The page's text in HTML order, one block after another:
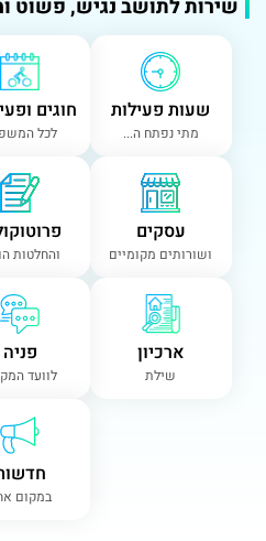
שירות לתושב נגיש, פשוט
שעות פעילות
מתי נפתח ה...
חוגים
לכל
עסקים
ושורותים מקומיים והחלטות
ארכיון
שילת
פניה
לוועד
במקום